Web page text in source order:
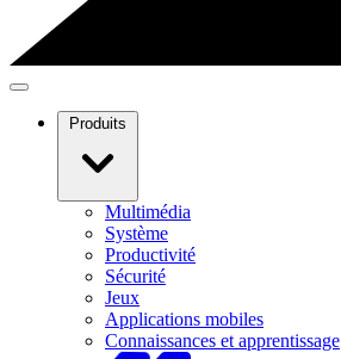
Produits
Multimédia
Système
Productivité
Sécurité
Jeux
Applications mobiles
Connaissances et apprentissage